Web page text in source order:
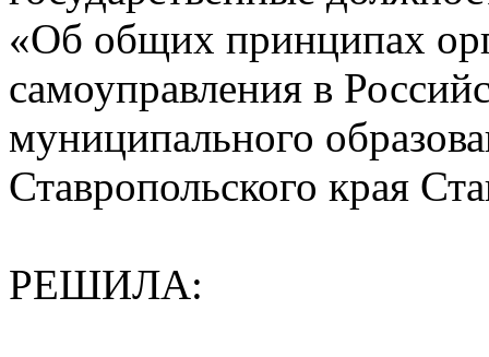
«Об общих принципах
самоуправления в
муниципального
Ставропольского края
РЕШИЛА: